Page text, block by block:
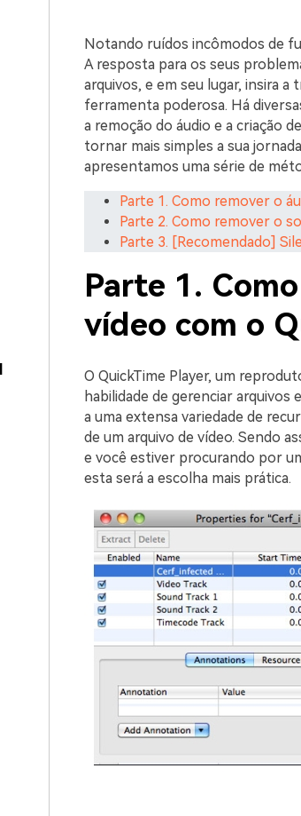
Notando ruídos incômodos de
A resposta para os seus
arquivos, e em seu lugar, insira
ferramenta poderosa. Há
a remoção do áudio e a criação
tornar mais simples a sua
apresentamos uma série de
Parte 1. Como remover o
Parte 2. Como remover o
Parte 3. [Recomendado]
Parte 1.
vídeo com o
O QuickTime Player, um
habilidade de gerenciar
a uma extensa variedade de
de um arquivo de vídeo. Sendo
e você estiver procurando por
esta será a escolha mais prática.